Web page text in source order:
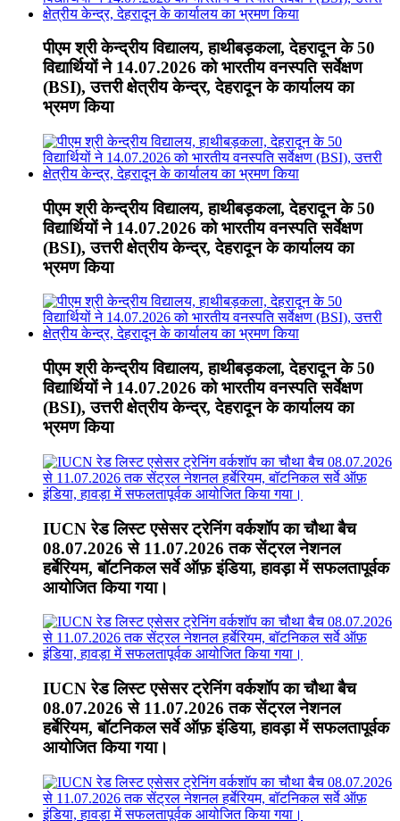
पीएम श्री केन्द्रीय विद्यालय, हाथीबड़कला, देहरादून के 50
विद्यार्थियों ने 14.07.2026 को भारतीय वनस्पति सर्वेक्षण
(BSI), उत्तरी क्षेत्रीय केन्द्र, देहरादून के कार्यालय का
भ्रमण किया
पीएम श्री केन्द्रीय विद्यालय, हाथीबड़कला, देहरादून के 50
विद्यार्थियों ने 14.07.2026 को भारतीय वनस्पति सर्वेक्षण
(BSI), उत्तरी क्षेत्रीय केन्द्र, देहरादून के कार्यालय का
भ्रमण किया
पीएम श्री केन्द्रीय विद्यालय, हाथीबड़कला, देहरादून के 50
विद्यार्थियों ने 14.07.2026 को भारतीय वनस्पति सर्वेक्षण
(BSI), उत्तरी क्षेत्रीय केन्द्र, देहरादून के कार्यालय का
भ्रमण किया
IUCN रेड लिस्ट एसेसर ट्रेनिंग वर्कशॉप का चौथा बैच
08.07.2026 से 11.07.2026 तक सेंट्रल नेशनल
हर्बेरियम, बॉटनिकल सर्वे ऑफ़ इंडिया, हावड़ा में सफलतापूर्वक
आयोजित किया गया।
IUCN रेड लिस्ट एसेसर ट्रेनिंग वर्कशॉप का चौथा बैच
08.07.2026 से 11.07.2026 तक सेंट्रल नेशनल
हर्बेरियम, बॉटनिकल सर्वे ऑफ़ इंडिया, हावड़ा में सफलतापूर्वक
आयोजित किया गया।